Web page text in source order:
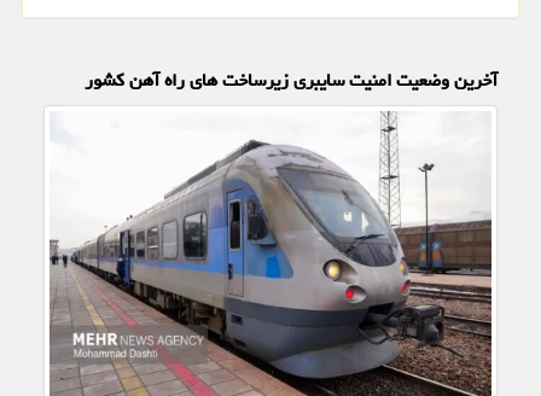
آخرین وضعیت امنیت سایبری زیرساخت های راه آهن کشور